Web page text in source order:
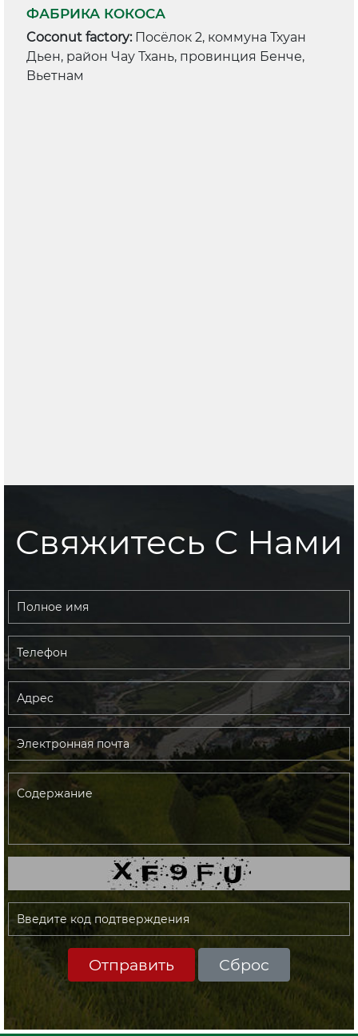
ФАБРИКА КОКОСА
Coconut factory: Посёлок 2, коммуна Тхуан
Дьен, район Чау Тхань, провинция Бенче,
Вьетнам
Свяжитесь С Нами